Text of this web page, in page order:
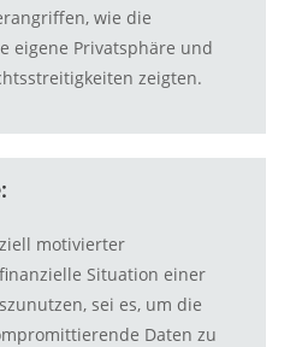
wie die
eigene Privatsphäre und
zeigten.
motivierter
Situation einer
sei es, um die
Daten zu